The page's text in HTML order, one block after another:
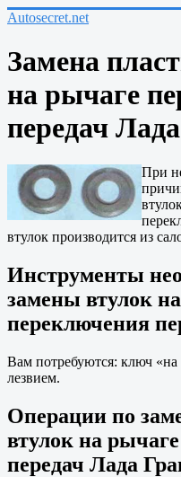
Autosecret.net
Замена
на рычаге
передач
При
втулок производится из
Инструменты
замены втулок
переключения
Вам потребуются: ключ «на
лезвием.
Операции по
втулок на
передач Лада